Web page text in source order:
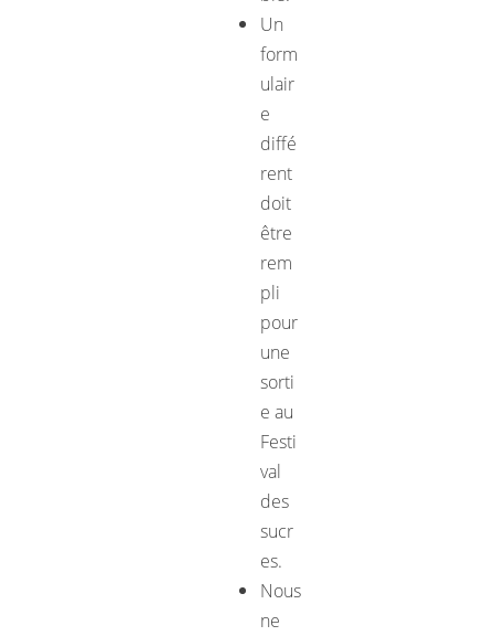
Un
form
ulair
e
diffé
rent
doit
être
rem
pli
pour
une
sorti
e au
Festi
val
des
sucr
es.
Nous
ne